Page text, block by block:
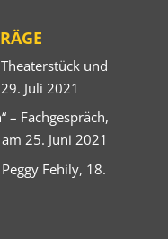
Theaterstück und
Juli 2021
– Fachgespräch,
25. Juni 2021
Fehily, 18.